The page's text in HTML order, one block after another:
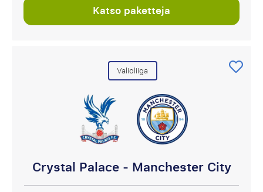
Katso paketteja
Valioliiga
Crystal Palace - Manchester City